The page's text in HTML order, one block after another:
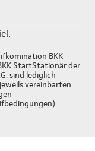
BKK
StartStationär der
sind lediglich
vereinbarten